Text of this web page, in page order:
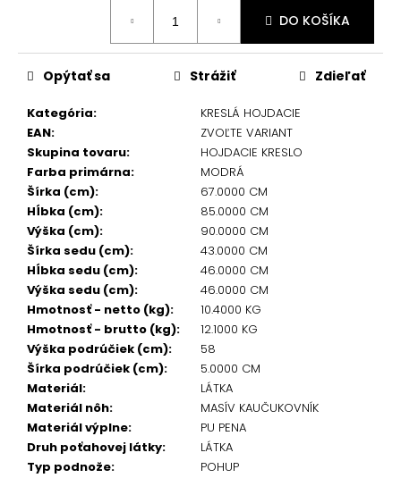
DO KOŠÍKA
Kategória:
KRESLÁ HOJDACIE
EAN:
ZVOĽTE VARIANT
Skupina tovaru:
HOJDACIE KRESLO
Farba primárna:
MODRÁ
Šírka (cm):
67.0000 CM
Hĺbka (cm):
85.0000 CM
Výška (cm):
90.0000 CM
Šírka sedu (cm):
43.0000 CM
Hĺbka sedu (cm):
46.0000 CM
Výška sedu (cm):
46.0000 CM
Hmotnosť - netto (kg):
10.4000 KG
Hmotnosť - brutto (kg):
12.1000 KG
Výška podrúčiek (cm):
58
Šírka podrúčiek (cm):
5.0000 CM
Materiál:
LÁTKA
Materiál nôh:
MASÍV KAUČUKOVNÍK
Materiál výplne:
PU PENA
Druh poťahovej látky:
LÁTKA
Typ podnože:
POHUP
Opýtať sa Strážiť Zdieľať